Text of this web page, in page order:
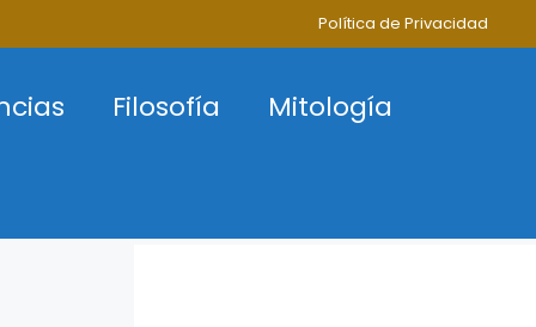
Política de Privacidad
Filosofía
Mitología